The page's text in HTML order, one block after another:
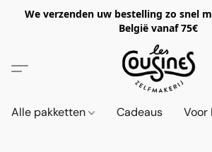
We verzenden uw bestelling zo snel
België vanaf 75€
Alle pakketten Cadeaus Voor